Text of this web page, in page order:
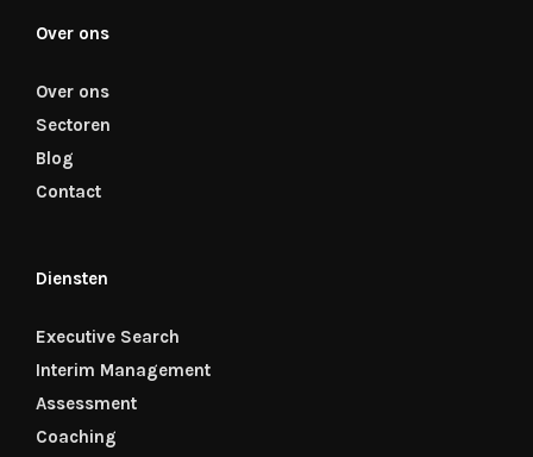
Over ons
Over ons
Sectoren
Blog
Contact
Diensten
Executive Search
Interim Management
Assessment
Coaching